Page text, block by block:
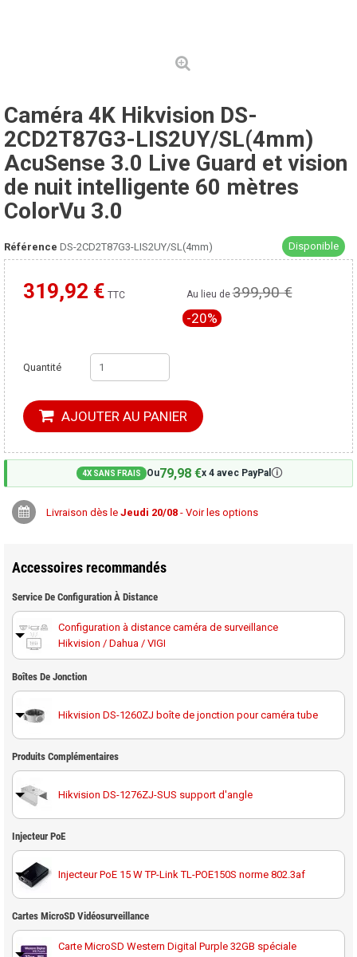
Caméra 4K Hikvision DS-
2CD2T87G3-LIS2UY/SL(4mm)
AcuSense 3.0 Live Guard et vision
de nuit intelligente 60 mètres
ColorVu 3.0
Référence DS-2CD2T87G3-LIS2UY/SL(4mm) Disponible
319,92 € TTC
Moins cher ailleurs ? Au lieu de399,90 €
-20%
Quantité
AJOUTER AU PANIER
4X SANS FRAIS Ou79,98 €x 4 avec PayPal 🛈
Livraison dès le Jeudi 20/08 - Voir les options
Accessoires recommandés
Service De Configuration À Distance
Configuration à distance caméra de surveillance
Hikvision / Dahua / VIGI
Boîtes De Jonction
Hikvision DS-1260ZJ boîte de jonction pour caméra tube
Produits Complémentaires
Hikvision DS-1276ZJ-SUS support d'angle
Hikvision DS-1275ZJ-SUS support caméra poteau
Hikvision DS-1275ZJ-Y support caméra poteau
anticorrosion en acier inoxydable
Injecteur PoE
Injecteur PoE 15 W TP-Link TL-POE150S norme 802.3af
Cartes MicroSD Vidéosurveillance
Carte MicroSD Western Digital Purple 32GB spéciale